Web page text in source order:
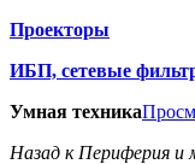
Проекторы
ИБП, сетевые
Умная техника
Назад к Периферия и